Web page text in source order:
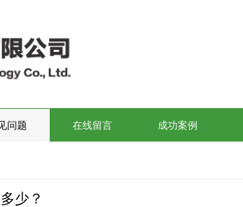
问题 在线留言 成功案例
少？